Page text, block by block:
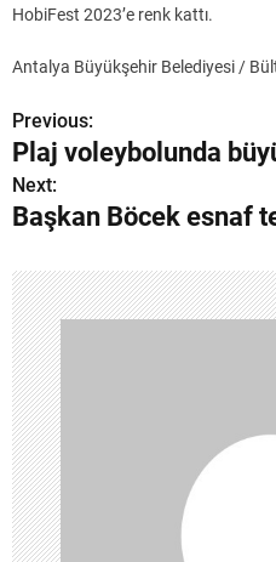
HobiFest 2023’e renk kattı.
Antalya Büyükşehir Belediyesi /
Y
a
z
ı
g
e
z
i
n
m
Previous:
Plaj voleybolunda
Next:
Başkan Böcek esnaf